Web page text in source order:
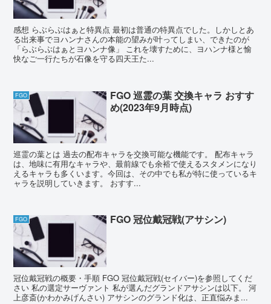
感想 らぶらぶはぁと特異点 最初は普通の特異点でした。しかしとあ
る出来事でヨハンナさんの本能の望みが叶ってしまい、できたのが
「らぶらぶはぁとヨハンナ像」 これを壊すために、ヨハンナ様と愉
快なご一行たちが石像を守る四天王た...
FGO
FGO 巡霊の葉 交換キャラ おすす
め(2023年9月時点)
巡霊の葉とは 過去の配布キャラを交換可能な機能です。 配布キャラ
は、地味に有用なキャラや、最前線でも余裕で使えるスタメンになり
えるキャラも多くいます。今回は、その中でも私が特に使っているキ
ャラを説明していきます。 おすす...
FGO FGO 冠位戴冠戦(アサシン)
冠位戴冠戦の概要・手順 FGO 冠位戴冠戦(セイバー)を参照してくだ
さい 私の選定サーヴァント 私が選んだグランドアサシンは以下。 河
上彦斎(かわかみげんさい) アサシンのグランド化は、正直悩みま...